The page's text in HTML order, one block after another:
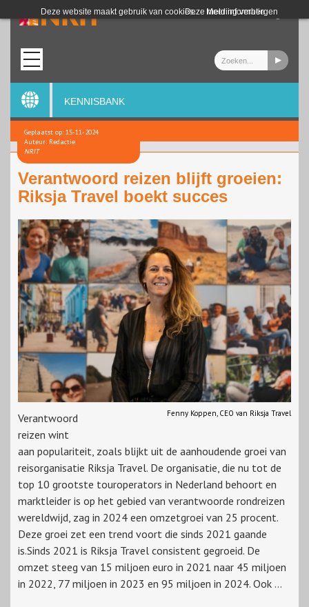
Deze website maakt gebruik van cookies. Meer informatie
Deze melding verbergen
Login
KENNISBANK
Geplaatst op: 15-11-2024
Auteur: Redactie
NRIT
Verantwoord reizen blijft groeien:
Riksja Travel boekt succes
Fenny Koppen, CEO van Riksja Travel
Verantwoord
reizen wint
aan populariteit, zoals blijkt uit de aanhoudende groei van
reisorganisatie Riksja Travel. De organisatie, die nu tot de
top 10 grootste touroperators in Nederland behoort en
marktleider is op het gebied van verantwoorde rondreizen
wereldwijd, zag in 2024 een omzetgroei van 25 procent.
Deze groei zet een trend voort die sinds 2021 gaande
is.Sinds 2021 is Riksja Travel consistent gegroeid. De
omzet steeg van 15 miljoen euro in 2021 naar 45 miljoen
in 2022, 77 miljoen in 2023 en 95 miljoen in 2024. Ook ...